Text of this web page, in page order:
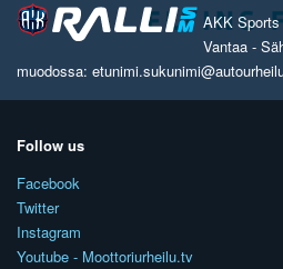
AKK
Vantaa -
muodossa:
Follow us
Facebook
Twitter
Instagram
Youtube - Moottoriurheilu.tv